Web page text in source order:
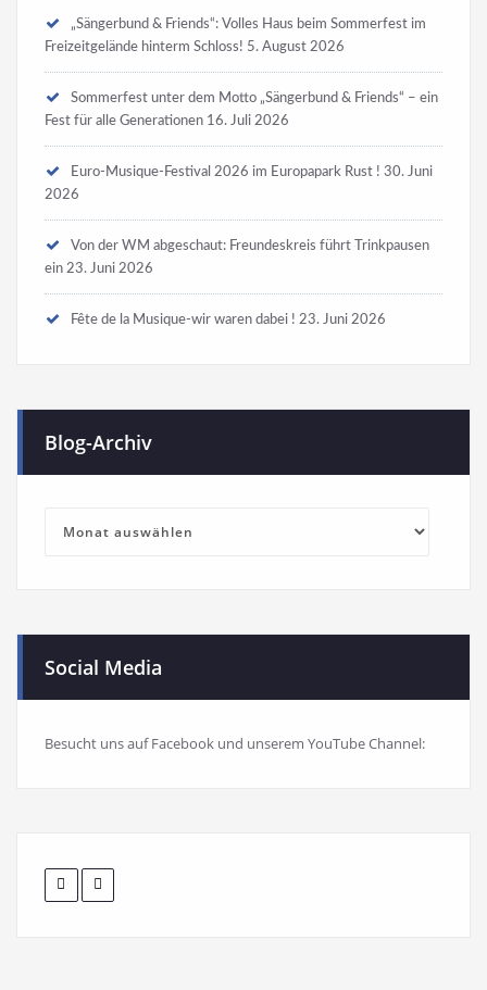
„Sängerbund & Friends“: Volles Haus beim Sommerfest im
Freizeitgelände hinterm Schloss! 5. August 2026
Sommerfest unter dem Motto „Sängerbund & Friends“ – ein
Fest für alle Generationen 16. Juli 2026
Euro-Musique-Festival 2026 im Europapark Rust ! 30. Juni
2026
Von der WM abgeschaut: Freundeskreis führt Trinkpausen
ein 23. Juni 2026
Fête de la Musique-wir waren dabei ! 23. Juni 2026
Blog-Archiv
Archiv
Social Media
Besucht uns auf Facebook und unserem YouTube Channel: